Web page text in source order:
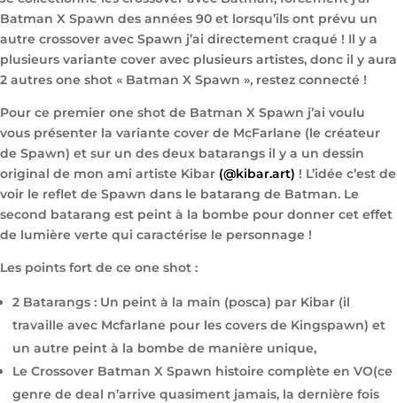
Batman X Spawn des années 90 et lorsqu’ils ont prévu un
autre crossover avec Spawn j’ai directement craqué ! Il y a
plusieurs variante cover avec plusieurs artistes, donc il y aura
2 autres one shot « Batman X Spawn », restez connecté !
Pour ce premier one shot de Batman X Spawn j’ai voulu
vous présenter la variante cover de McFarlane (le créateur
de Spawn) et sur un des deux batarangs il y a un dessin
original de mon ami artiste Kibar (@kibar.art) ! L’idée c’est de
voir le reflet de Spawn dans le batarang de Batman. Le
second batarang est peint à la bombe pour donner cet effet
de lumière verte qui caractérise le personnage !
Les points fort de ce one shot :
2 Batarangs : Un peint à la main (posca) par Kibar (il
travaille avec Mcfarlane pour les covers de Kingspawn) et
un autre peint à la bombe de manière unique,
Le Crossover Batman X Spawn histoire complète en VO(ce
genre de deal n’arrive quasiment jamais, la dernière fois